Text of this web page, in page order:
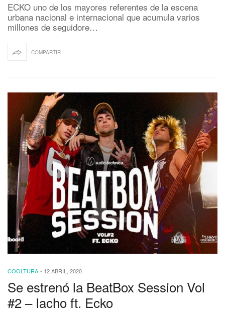
ECKO uno de los mayores referentes de la escena
urbana nacional e internacional que acumula varios
millones de seguidore…
COMPARTIR
COOLTURA - 12 ABRIL, 2020
Se estrenó la BeatBox Session Vol
#2 – Iacho ft. Ecko